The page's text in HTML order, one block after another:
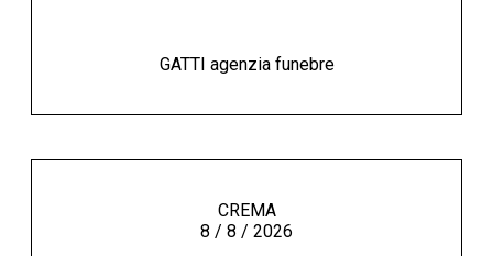
GATTI agenzia funebre
CREMA
8 / 8 / 2026